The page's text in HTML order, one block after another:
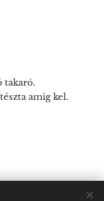
takaró.
amig kel.